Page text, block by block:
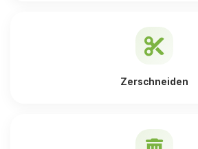
Zerschneiden